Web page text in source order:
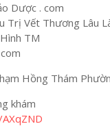
Dược . com
Trị Vết Thương Lâu
TM
Hồng Thám
khám